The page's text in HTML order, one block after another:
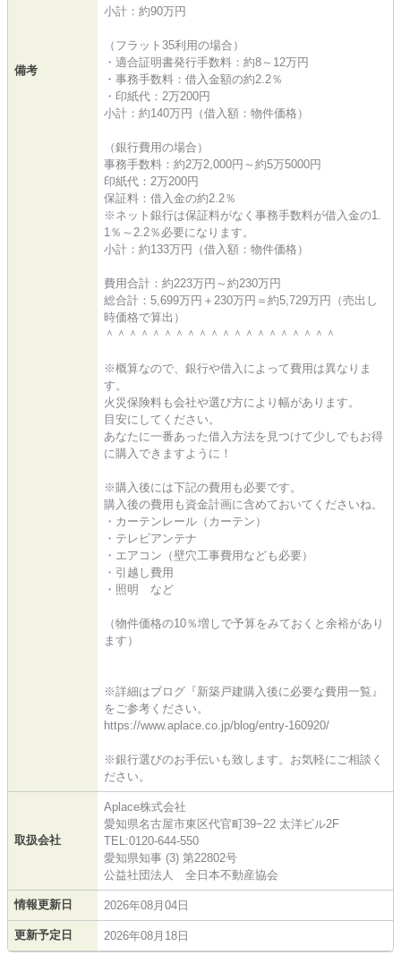
備考
小計：約90万円
（フラット35利用の場合）
・適合証明書発行手数料：約8～12万円
・事務手数料：借入金額の約2.2％
・印紙代：2万200円
小計：約140万円（借入額：物件価格）
（銀行費用の場合）
事務手数料：約2万2,000円～約5万5000円
印紙代：2万200円
保証料：借入金の約2.2％
※ネット銀行は保証料がなく事務手数料が借入金の1.
1％～2.2％必要になります。
小計：約133万円（借入額：物件価格）
費用合計：約223万円～約230万円
総合計：5,699万円＋230万円＝約5,729万円（売出し
時価格で算出）
＾＾＾＾＾＾＾＾＾＾＾＾＾＾＾＾＾＾＾＾
※概算なので、銀行や借入によって費用は異なりま
す。
火災保険料も会社や選び方により幅があります。
目安にしてください。
あなたに一番あった借入方法を見つけて少しでもお得
に購入できますように！
※購入後には下記の費用も必要です。
購入後の費用も資金計画に含めておいてくださいね。
・カーテンレール（カーテン）
・テレビアンテナ
・エアコン（壁穴工事費用なども必要）
・引越し費用
・照明 など
（物件価格の10％増しで予算をみておくと余裕があり
ます）
※詳細はブログ『新築戸建購入後に必要な費用一覧』
をご参考ください。
https://www.aplace.co.jp/blog/entry-160920/
※銀行選びのお手伝いも致します。お気軽にご相談く
ださい。
取扱会社
Aplace株式会社
愛知県名古屋市東区代官町39−22 太洋ビル2F
TEL:0120-644-550
愛知県知事 (3) 第22802号
公益社団法人 全日本不動産協会
情報更新日 2026年08月04日
更新予定日 2026年08月18日